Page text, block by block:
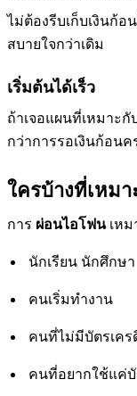
ไม่ต้องรีบเก็บเงินก้
สบายใจกว่าเดิม
เริ่มต้นได้เร็ว
ถ้าเจอแผนที่เหมาะกั
กว่าการรอเงินก้อนค
ใครบ้างที่เหม
การ ผ่อนไอโฟนเหม
นักเรียน นักศึกษา
คนเริ่มทำงาน
คนที่ไม่มีบัตรเคร
คนที่อยากใช้แค่